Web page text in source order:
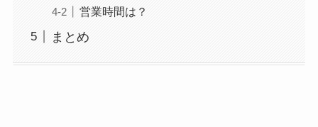
営業時間は？
まとめ